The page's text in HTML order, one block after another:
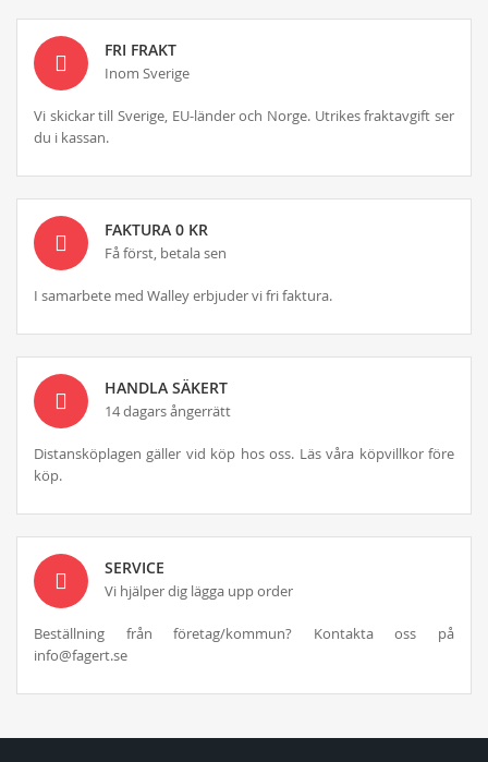
FRI FRAKT
Inom Sverige
Vi skickar till Sverige, EU-länder och Norge. Utrikes fraktavgift ser
du i kassan.
FAKTURA 0 KR
Få först, betala sen
I samarbete med Walley erbjuder vi fri faktura.
HANDLA SÄKERT
14 dagars ångerrätt
Distansköplagen gäller vid köp hos oss. Läs våra köpvillkor före
köp.
SERVICE
Vi hjälper dig lägga upp order
Beställning från företag/kommun? Kontakta oss på
info@fagert.se